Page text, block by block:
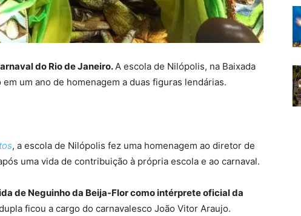
do Rio de Janeiro.A escola de Nilópolis, na Baixada
um ano de homenagem a duas figuras lendárias.
, a escola de Nilópolis fez uma homenagem ao diretor de
uma vida de contribuição à própria escola e ao carnaval.
de Neguinho da Beija-Flor como intérprete oficial da
ficou a cargo do carnavalesco João Vitor Araujo.